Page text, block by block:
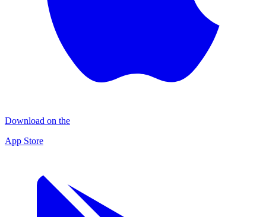
Download on the
App Store